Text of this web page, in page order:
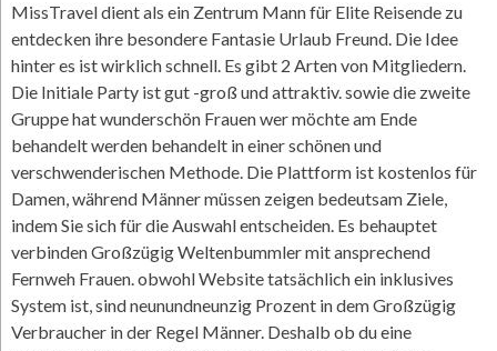
MissTravel dient als ein Zentrum Mann für Elite Reisende zu
entdecken ihre besondere Fantasie Urlaub Freund. Die Idee
hinter es ist wirklich schnell. Es gibt 2 Arten von Mitgliedern.
Die Initiale Party ist gut -groß und attraktiv. sowie die zweite
Gruppe hat wunderschön Frauen wer möchte am Ende
behandelt werden behandelt in einer schönen und
verschwenderischen Methode. Die Plattform ist kostenlos für
Damen, während Männer müssen zeigen bedeutsam Ziele,
indem Sie sich für die Auswahl entscheiden. Es behauptet
verbinden Großzügig Weltenbummler mit ansprechend
Fernweh Frauen. obwohl Website tatsächlich ein inklusives
System ist, sind neunundneunzig Prozent in dem Großzügig
Verbraucher in der Regel Männer. Deshalb ob du eine